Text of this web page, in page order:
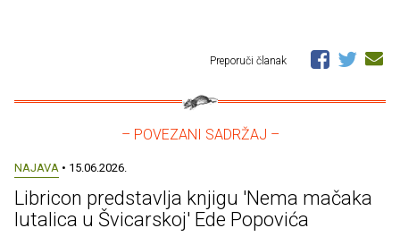
Preporuči članak
– POVEZANI SADRŽAJ –
NAJAVA • 15.06.2026.
Libricon predstavlja knjigu 'Nema mačaka
lutalica u Švicarskoj' Ede Popovića